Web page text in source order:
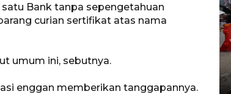
Bank tanpa sepengetahuan
curian sertifikat atas nama
umum ini, sebutnya.
enggan memberikan tanggapannya.
Sumut
27 April 2026 15:34